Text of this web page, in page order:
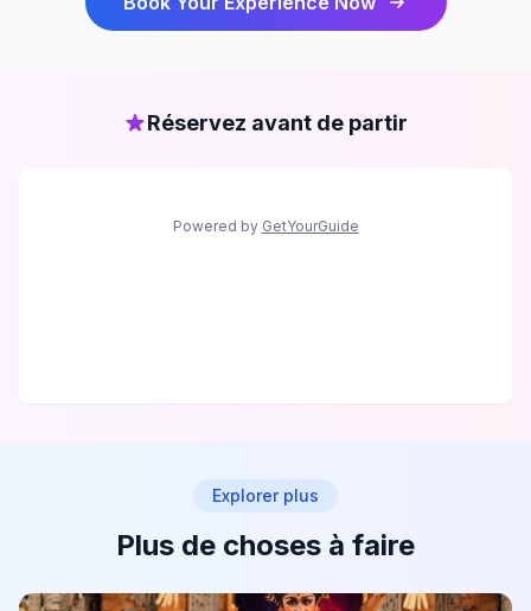
Réservez avant de partir
Powered by GetYourGuide
Explorer plus
Plus de choses à faire